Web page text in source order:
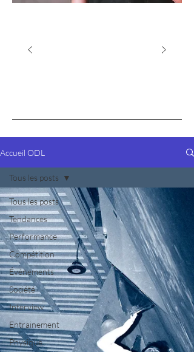
Accueil ODL
Tous les posts
Tendances
Performance
Compétition
Événements
Société
Interview
Entrainement
Physique
Tous les posts